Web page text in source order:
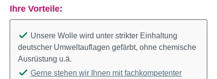
Ihre Vorteile:
Unsere Wolle wird unter strikter Einhaltung
deutscher Umweltauflagen gefärbt, ohne chemische
Ausrüstung u.ä.
Gerne stehen wir Ihnen mit fachkompetenter